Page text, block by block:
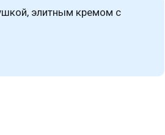
элитным кремом с